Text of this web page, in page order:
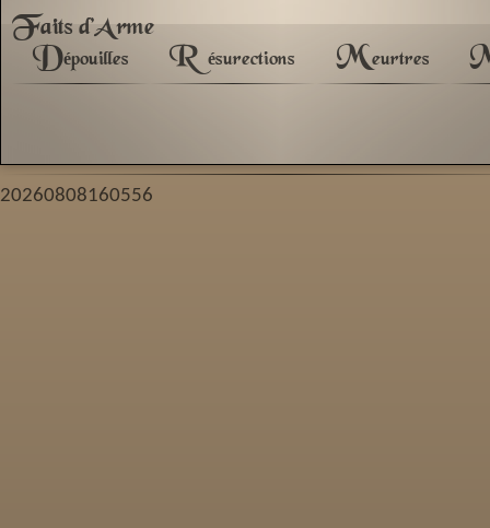
Faits d'Arme
Dépouilles Résurections Meurtres
20260808160556